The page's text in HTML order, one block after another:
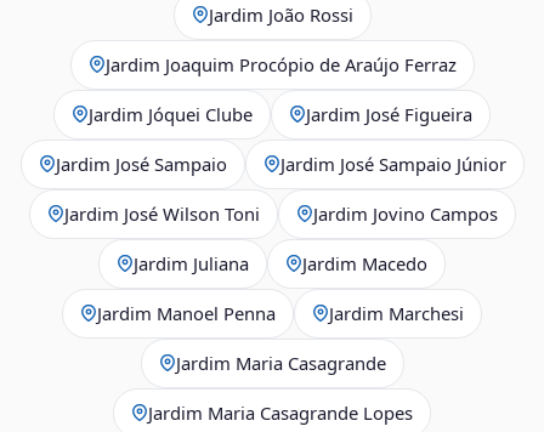
Jardim João Rossi
Jardim Joaquim Procópio de Araújo Ferraz
Jardim Jóquei Clube Jardim José Figueira
Jardim José Sampaio Jardim José Sampaio Júnior
Jardim José Wilson Toni Jardim Jovino Campos
Jardim Juliana Jardim Macedo
Jardim Manoel Penna Jardim Marchesi
Jardim Maria Casagrande
Jardim Maria Casagrande Lopes